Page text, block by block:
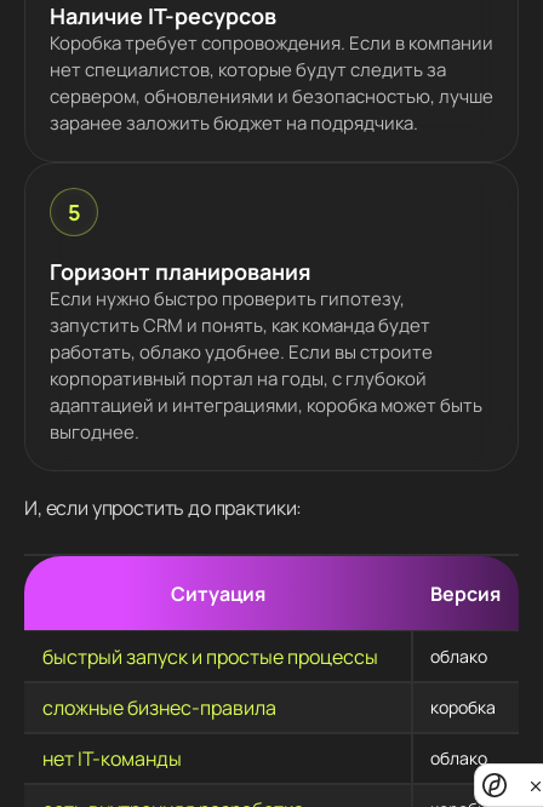
Наличие IT-ресурсов
Коробка требует сопровождения. Если в компании
нет специалистов, которые будут следить за
сервером, обновлениями и безопасностью, лучше
заранее заложить бюджет на подрядчика.
5
Горизонт планирования
Если нужно быстро проверить гипотезу,
запустить CRM и понять, как команда будет
работать, облако удобнее. Если вы строите
корпоративный портал на годы, с глубокой
адаптацией и интеграциями, коробка может быть
выгоднее.
И, если упростить до практики:
Ситуация Версия
быстрый запуск и простые процессы облако
сложные бизнес-правила коробка
нет IT-команды облако